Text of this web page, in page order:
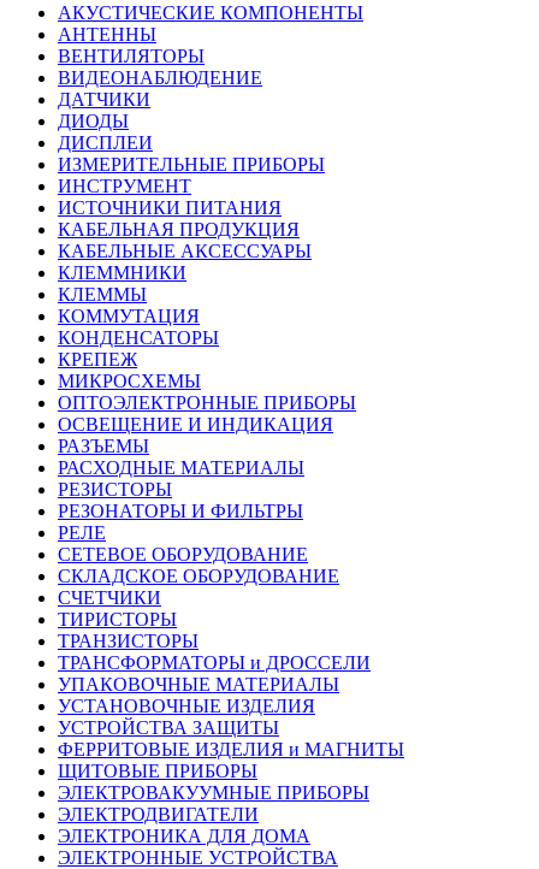
АКУСТИЧЕСКИЕ КОМПОНЕНТЫ
АНТЕННЫ
ВЕНТИЛЯТОРЫ
ВИДЕОНАБЛЮДЕНИЕ
ДАТЧИКИ
ДИОДЫ
ДИСПЛЕИ
ИЗМЕРИТЕЛЬНЫЕ ПРИБОРЫ
ИНСТРУМЕНТ
ИСТОЧНИКИ ПИТАНИЯ
КАБЕЛЬНАЯ ПРОДУКЦИЯ
КАБЕЛЬНЫЕ АКСЕССУАРЫ
КЛЕММНИКИ
КЛЕММЫ
КОММУТАЦИЯ
КОНДЕНСАТОРЫ
КРЕПЕЖ
МИКРОСХЕМЫ
ОПТОЭЛЕКТРОННЫЕ ПРИБОРЫ
ОСВЕЩЕНИЕ И ИНДИКАЦИЯ
РАЗЪЕМЫ
РАСХОДНЫЕ МАТЕРИАЛЫ
РЕЗИСТОРЫ
РЕЗОНАТОРЫ И ФИЛЬТРЫ
РЕЛЕ
СЕТЕВОЕ ОБОРУДОВАНИЕ
СКЛАДСКОЕ ОБОРУДОВАНИЕ
СЧЕТЧИКИ
ТИРИСТОРЫ
ТРАНЗИСТОРЫ
ТРАНСФОРМАТОРЫ и ДРОССЕЛИ
УПАКОВОЧНЫЕ МАТЕРИАЛЫ
УСТАНОВОЧНЫЕ ИЗДЕЛИЯ
УСТРОЙСТВА ЗАЩИТЫ
ФЕРРИТОВЫЕ ИЗДЕЛИЯ и МАГНИТЫ
ЩИТОВЫЕ ПРИБОРЫ
ЭЛЕКТРОВАКУУМНЫЕ ПРИБОРЫ
ЭЛЕКТРОДВИГАТЕЛИ
ЭЛЕКТРОНИКА ДЛЯ ДОМА
ЭЛЕКТРОННЫЕ УСТРОЙСТВА